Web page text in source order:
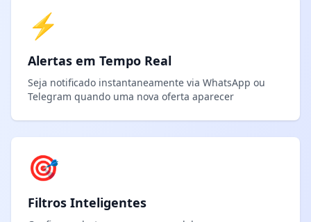
⚡
Alertas em Tempo Real
Seja notificado instantaneamente via WhatsApp ou
Telegram quando uma nova oferta aparecer
🎯
Filtros Inteligentes